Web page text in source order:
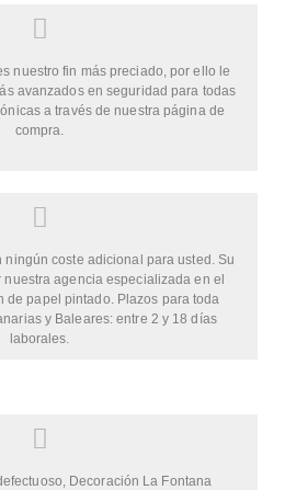
nuestro fin más preciado, por ello le
avanzados en seguridad para todas
a través de nuestra página de
compra.
ningún coste adicional para usted. Su
agencia especializada en el
de papel pintado. Plazos para toda
y Baleares: entre 2 y 18 días
laborales.
Decoración La Fontana